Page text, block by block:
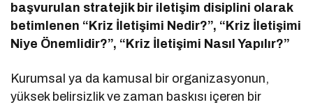
başvurulan stratejik bir iletişim disiplini olarak
betimlenen “Kriz İletişimi Nedir?”, “Kriz İletişimi
Niye Önemlidir?”, “Kriz İletişimi Nasıl Yapılır?”
Kurumsal ya da kamusal bir organizasyonun,
yüksek belirsizlik ve zaman baskısı içeren bir